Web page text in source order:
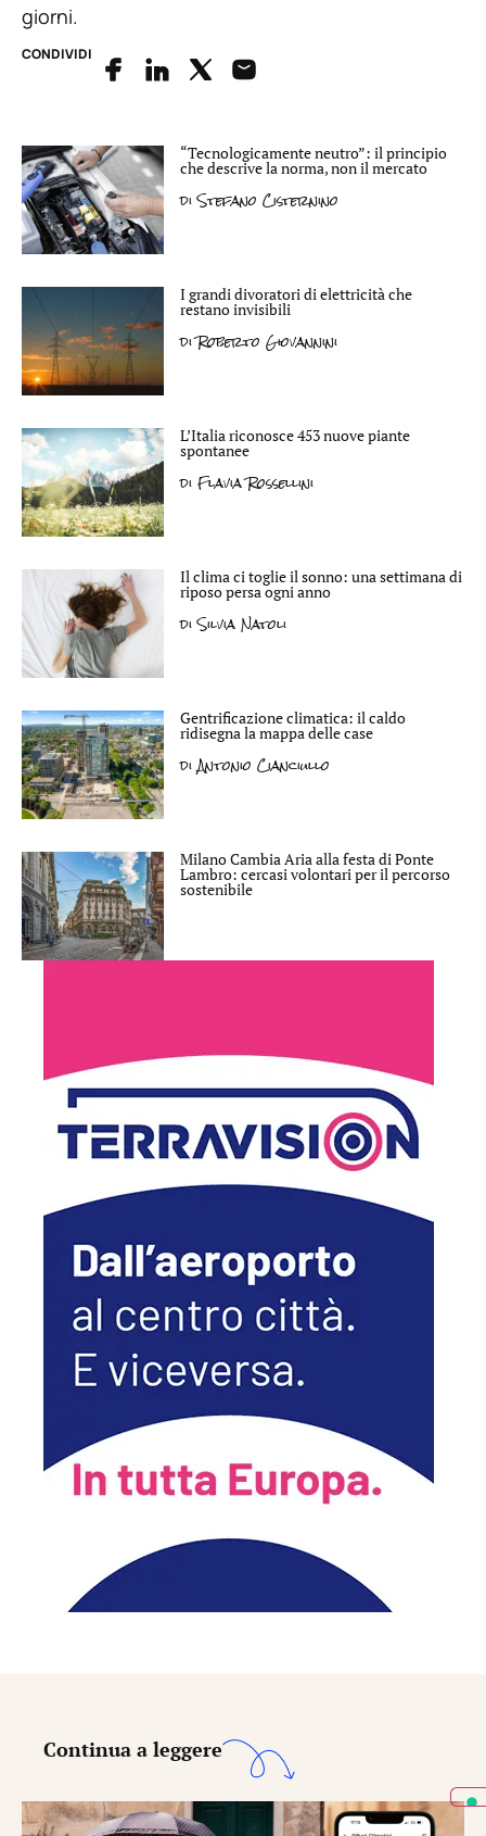
giorni.
CONDIVIDI
“Tecnologicamente neutro”: il principio
che descrive la norma, non il mercato
diStefano Cisternino
I grandi divoratori di elettricità che
restano invisibili
diRoberto Giovannini
L’Italia riconosce 453 nuove piante
spontanee
di Flavia Rossellini
Il clima ci toglie il sonno: una settimana di
riposo persa ogni anno
diSilvia Natoli
Gentrificazione climatica: il caldo
ridisegna la mappa delle case
diAntonio Cianciullo
Milano Cambia Aria alla festa di Ponte
Lambro: cercasi volontari per il percorso
sostenibile
Continua a leggere